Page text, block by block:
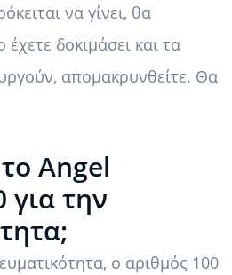
να γίνει, θα
έχετε δοκιμάσει και τα
απομακρυνθείτε. Θα
Angel
την
ο αριθμός 100